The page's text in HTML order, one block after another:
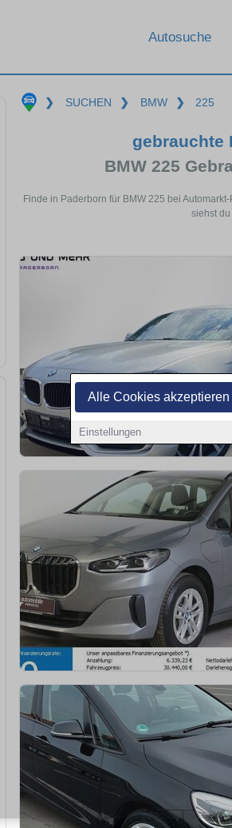
Alle Cookies akzeptieren
Einstellungen
Autosuche
❯ SUCHEN ❯ BMW ❯ 225
gebrauchte
BMW 225
Finde in Paderborn für BMW 225 bei
siehst